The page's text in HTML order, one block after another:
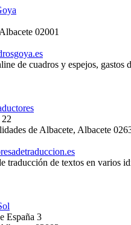
02001
de cuadros y espejos, gastos
de Albacete, Albacete
traducción de textos en varios
España 3